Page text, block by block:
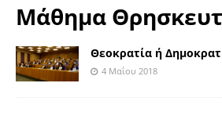
Μάθημα
Θεοκρατία ή
4 Μαΐου 2018